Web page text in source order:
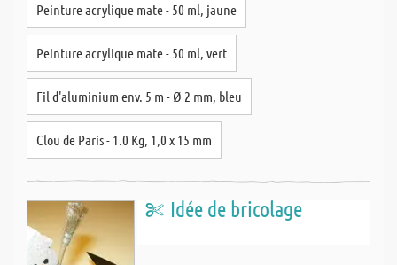
Peinture acrylique mate - 50 ml, jaune
Peinture acrylique mate - 50 ml, vert
Fil d'aluminium env. 5 m - Ø 2 mm, bleu
Clou de Paris - 1.0 Kg, 1,0 x 15 mm
Idée de bricolage